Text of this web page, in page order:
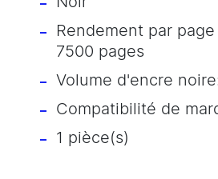
Rendement par
7500 pages
Volume d'encre
Compatibilité de
1 pièce(s)